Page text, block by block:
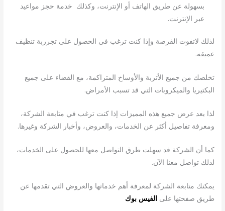
بسهولة عن طريق الهاتف أو الإنترنت، وكذلك خدمة حجز مواعيد
عبر الإنترنت.
لذلك لاتفوت الفرصة وإذا كنت ترغب في الحصول على تجرربة تنظيف
عميقة.
تخلصك من جميع الأتربة والأوساخ المتراكمة، مع القضاء على جميع
البكتيريا والميكروبات التي قد تسبب الأمراض.
لذا بعد عرض جميع هذه المميزات إذا كنت ترغب في متابعة الشركة،
ومعرفة تفاصيل أكثر عن الخدمات، والعروض، وأخبار الشركة وغيرها.
كما أن الشركة قد سهلت طرق التواصل معها للحصول على الخدمات،
لذلك تواصل معنا الآن.
يمكنك متابعة الشركة لمعرفة أهم خدماتها والعروض التي تقدمها عن
طريق صفحتها علىالفيس بوك